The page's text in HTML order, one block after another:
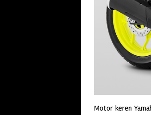
Motor keren